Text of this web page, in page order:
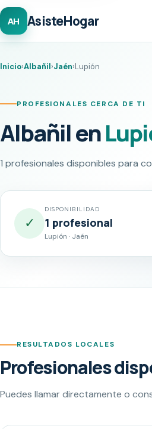
AH AsisteHogar
Inicio›Albañil›Jaén›Lupión
PROFESIONALES CERCA DE TI
Albañil en
1 profesionales disponibles para
✓
DISPONIBILIDAD
1 profesional
Lupión · Jaén
RESULTADOS LOCALES
Profesionales
Puedes llamar directamente o